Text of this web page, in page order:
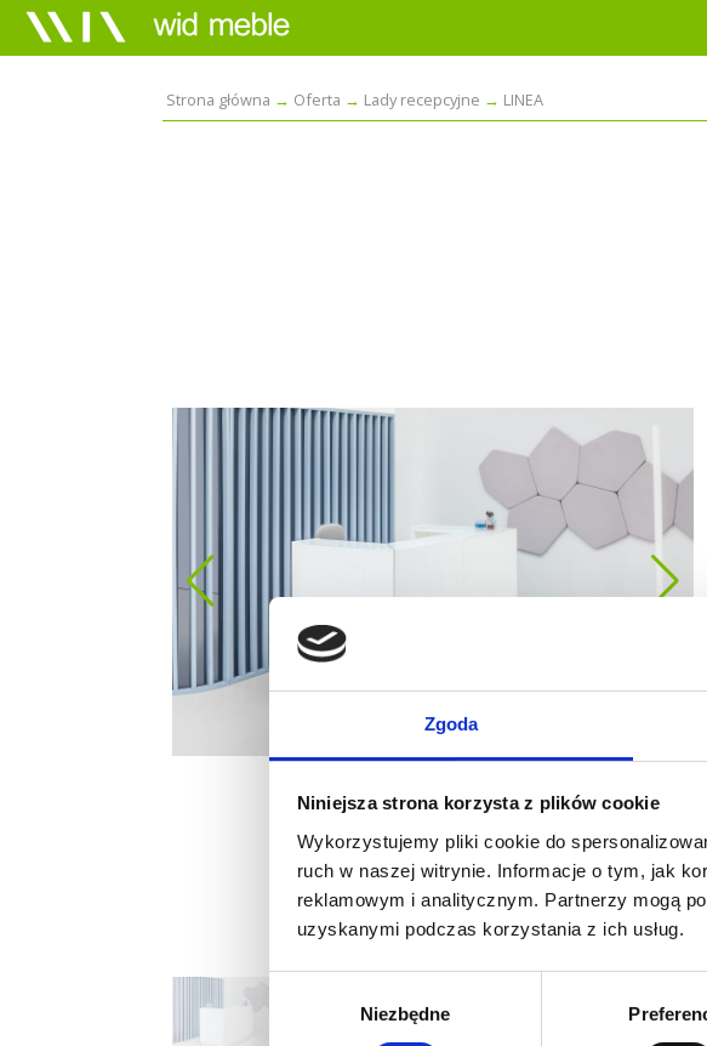
Zgoda
Niniejsza strona korzysta z plików cookie
Wykorzystujemy pliki cookie do
ruch w naszej witrynie. Informacje o tym, jak
reklamowym i analitycznym. Partnerzy mogą
uzyskanymi podczas korzystania z ich usług.
Niezbędne
Strona główna Oferta Lady recepcyjne LINEA